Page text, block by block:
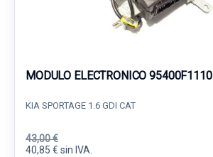
MODULO ELECTRONICO 95400F1110
KIA SPORTAGE 1.6 GDI CAT
43,00 €
40,85 € sin IVA.